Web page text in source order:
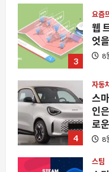
읽
어
보
기
4
자동
스
인
로
5
스팀
스
대
안
8
자동차